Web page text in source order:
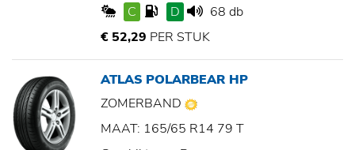
C D
68 db
€ 52,29 PER STUK
ATLAS POLARBEAR HP
ZOMERBAND
MAAT: 165/65 R14 79 T